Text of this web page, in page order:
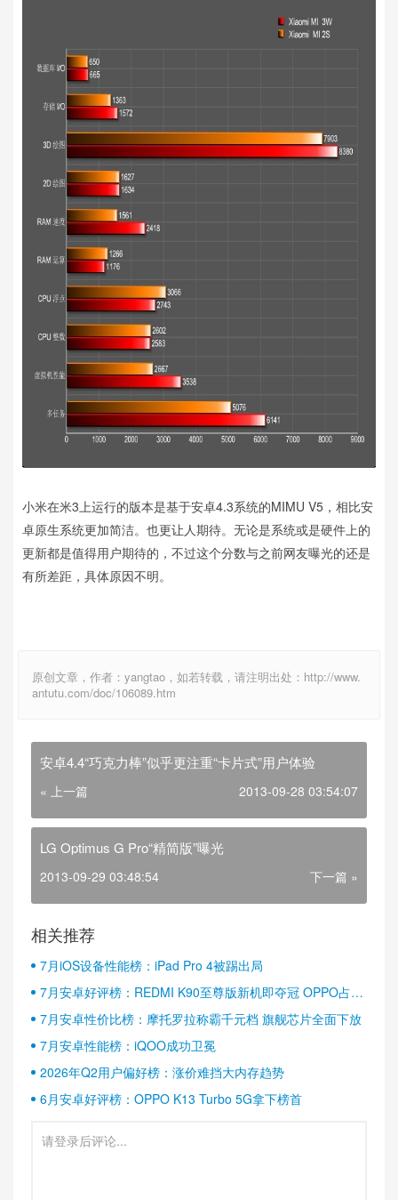
小米在米3上运行的版本是基于安卓4.3系统的MIMU V5，相比安
卓原生系统更加简洁。也更让人期待。无论是系统或是硬件上的
更新都是值得用户期待的，不过这个分数与之前网友曝光的还是
有所差距，具体原因不明。
原创文章，作者：yangtao，如若转载，请注明出处：http://www.
antutu.com/doc/106089.htm
安卓4.4“巧克力棒”似乎更注重“卡片式”用户体验
« 上一篇 2013-09-28 03:54:07
LG Optimus G Pro“精简版”曝光
2013-09-29 03:48:54 下一篇 »
相关推荐
7月iOS设备性能榜：iPad Pro 4被踢出局
7月安卓好评榜：REDMI K90至尊版新机即夺冠 OPPO占据
半壁江山
7月安卓性价比榜：摩托罗拉称霸千元档 旗舰芯片全面下放
7月安卓性能榜：iQOO成功卫冕
2026年Q2用户偏好榜：涨价难挡大内存趋势
6月安卓好评榜：OPPO K13 Turbo 5G拿下榜首